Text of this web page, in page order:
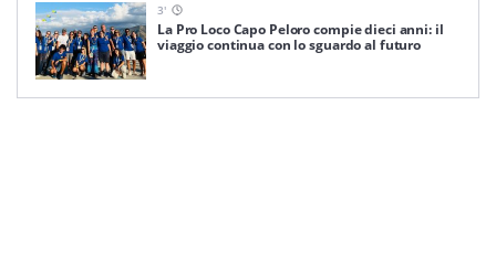
3'
La Pro Loco Capo Peloro compie dieci anni: il
viaggio continua con lo sguardo al futuro